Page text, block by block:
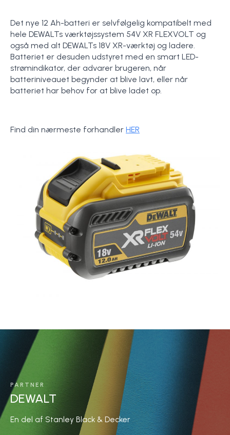
Det nye 12 Ah-batteri er selvfølgelig kompatibelt med
hele DEWALTs værktøjssystem 54V XR FLEXVOLT og
også med alt DEWALTs 18V XR-værktøj og ladere.
Batteriet er desuden udstyret med en smart LED-
strømindikator, der advarer brugeren, når
batteriniveauet begynder at blive lavt, eller når
batteriet har behov for at blive ladet op.
Find din nærmeste forhandler HER
PARTNER
DEWALT
En del af Stanley Black & Decker